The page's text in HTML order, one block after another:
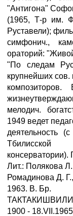
"Антигона"
(1965, Т-р им.
Руставели);
симфонич.,
ораторий:
"По следам
крупнейших сов.
мелодич.
1949 ведет
деятельность
Тбилисской
Лит.: Полякова
Ромадинова Д.
1963. В. Бр.
1900 -